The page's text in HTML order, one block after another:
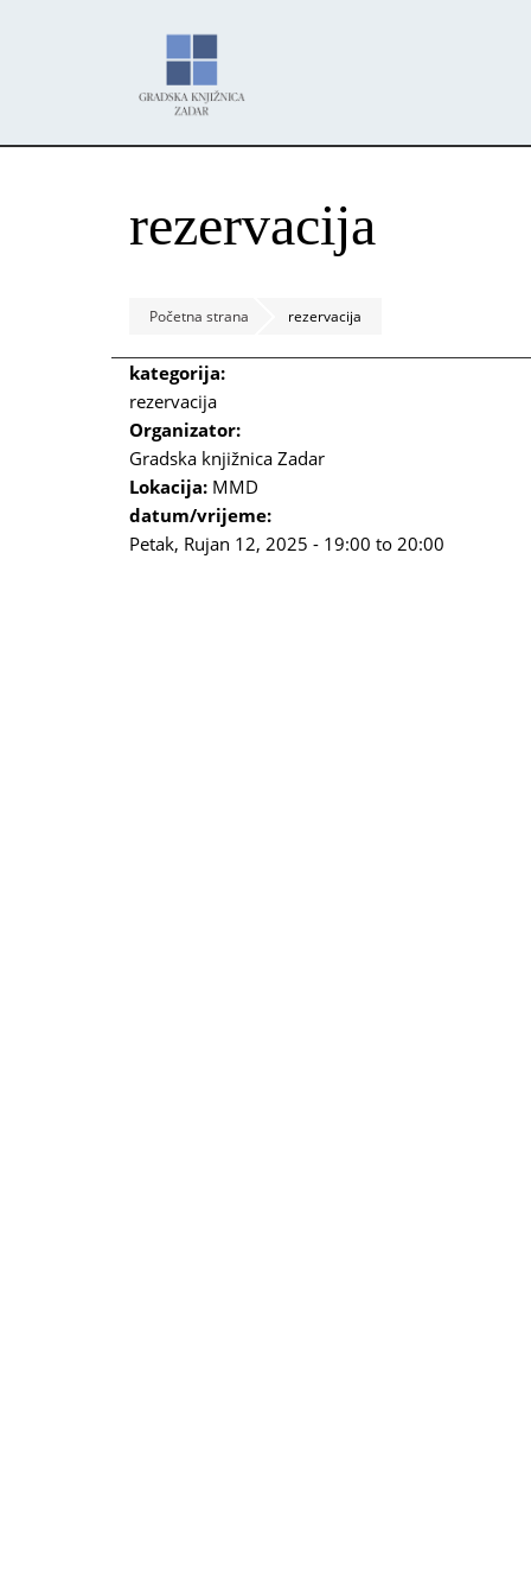
rezervacija
Početna strana rezervacija
kategorija:
rezervacija
Organizator:
Gradska knjižnica Zadar
Lokacija: MMD
datum/vrijeme:
Petak, Rujan 12, 2025 - 19:00 to 20:00